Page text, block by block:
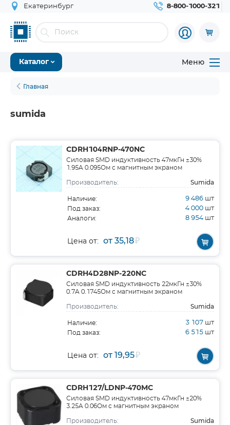
Екатеринбург 8-800-1000-321
Каталог Меню
Главная
sumida
CDRH104RNP-470NC
Силовая SMD индуктивность 47мкГн ±30%
1.95A 0.095Ом c магнитным экраном
Производитель: Sumida
Наличие: 9 486 шт
Под заказ: 4 000 шт
Аналоги: 8 954 шт
Цена от: от 35,18₽
CDRH4D28NP-220NC
Силовая SMD индуктивность 22мкГн ±30%
0.7A 0.1745Ом c магнитным экраном
Производитель: Sumida
Наличие: 3 107 шт
Под заказ: 6 515 шт
Цена от: от 19,95₽
CDRH127/LDNP-470MC
Силовая SMD индуктивность 47мкГн ±20%
3.25A 0.06Ом c магнитным экраном
Производитель: Sumida